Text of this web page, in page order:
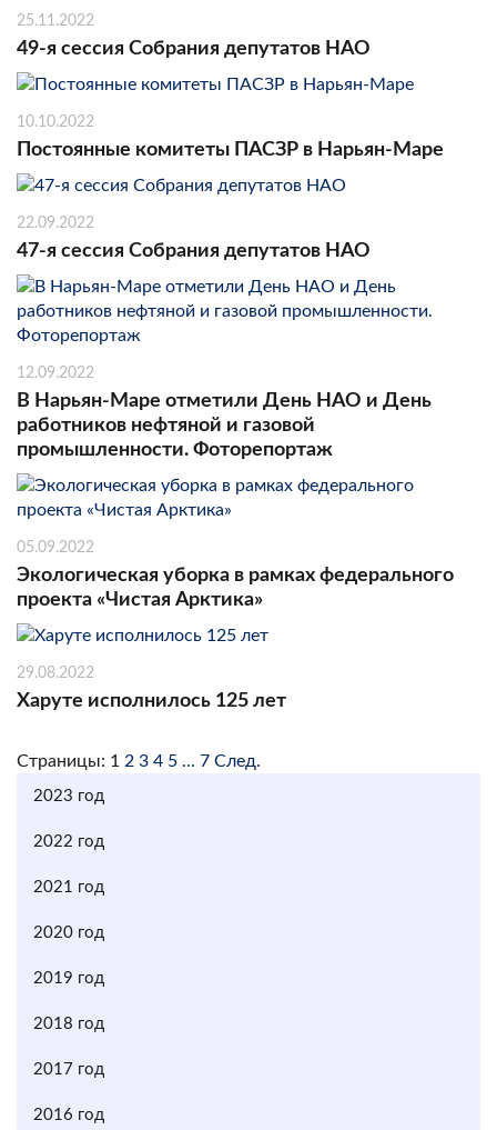
25.11.2022
49-я сессия Собрания депутатов НАО
10.10.2022
Постоянные комитеты ПАСЗР в Нарьян-Маре
22.09.2022
47-я сессия Собрания депутатов НАО
12.09.2022
В Нарьян-Маре отметили День НАО и День
работников нефтяной и газовой
промышленности. Фоторепортаж
05.09.2022
Экологическая уборка в рамках федерального
проекта «Чистая Арктика»
29.08.2022
Харуте исполнилось 125 лет
Страницы: 1 2 3 4 5 ... 7 След.
2023 год
2022 год
2021 год
2020 год
2019 год
2018 год
2017 год
2016 год